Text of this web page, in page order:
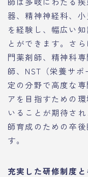
器、精神神経科、
を経験し、幅広い
とができます。さ
門薬剤師、精神科
師、NST（栄養サ
定の分野で高度な
アを目指すための
いることが期待さ
師育成のための卒
す。
充実した研修制度